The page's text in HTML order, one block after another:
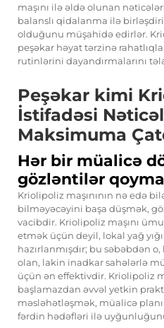
maşını ilə əldə olunan
balanslı qidalanma ilə
olduğunu müşahidə edirlər.
peşəkar həyat tərzinə
rutinlərini dayandırmalarını
Peşəkar kimi
İstifadəsi
Maksimuma
Hər bir müalicə
gözləntilər
Kriolipoliz maşınının nə edə
bilməyəcəyini başa düşmək,
vacibdir. Kriolipoliz maşını
etmək üçün deyil, lokal yağ
hazırlanmışdır; bu səbəbdən
olan, lakin inadkar sahələrlə
üçün ən effektivdir. Kriolipoliz
başlamazdan əvvəl yetkin
məsləhətləşmək, müalicə
fərdin hədəfləri ilə